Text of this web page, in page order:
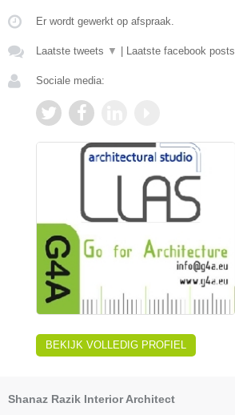
Er wordt gewerkt op afspraak.
Laatste tweets ▼ Laatste facebook posts
Sociale media:
BEKIJK VOLLEDIG PROFIEL
Shanaz Razik Interior Architect